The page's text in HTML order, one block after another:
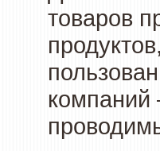
товаров
компаний